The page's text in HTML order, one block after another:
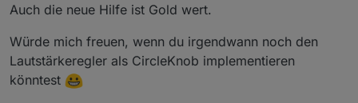
für das player-widget und das favoriten widget
konfigurierbar gemacht
und die Bearbeitung des viewindex wurde
Auch die neue Hilfe ist Gold wert.
Würde mich freuen, wenn du irgendwann noch den
Lautstärkeregler als CircleKnob implementieren
könntest